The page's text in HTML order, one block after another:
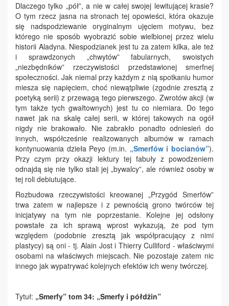
Dlaczego tylko „pół”, a nie w całej swojej lewitującej krasie?
O tym rzecz jasna na stronach tej opowieści, która okazuje
się nadspodziewanie oryginalnym ujęciem motywu, bez
którego nie sposób wyobrazić sobie wielbionej przez wielu
historii Aladyna. Niespodzianek jest tu za zatem kilka, ale też
i sprawdzonych „chwytów” fabularnych, swoistych
„niezbędników” rzeczywistości przedstawionej smerfnej
społeczności. Jak niemal przy każdym z nią spotkaniu humor
miesza się napięciem, choć niewątpliwie (zgodnie zresztą z
poetyką serii) z przewagą tego pierwszego. Zwrotów akcji (w
tym także tych gwałtownych) jest tu co niemiara. Do tego
nawet jak na skalę całej serii, w której takowych na ogół
nigdy nie brakowało. Nie zabrakło ponadto odniesień do
innych, współcześnie realizowanych albumów w ramach
kontynuowania dzieła Peyo (m.in. „Smerfów i bocianów”).
Przy czym przy okazji lektury tej fabuły z powodzeniem
odnajdą się nie tylko stali jej „bywalcy”, ale również osoby w
tej roli debiutujące.
Rozbudowa rzeczywistości kreowanej „Przygód Smerfów”
trwa zatem w najlepsze i z pewnością grono twórców tej
inicjatywy na tym nie poprzestanie. Kolejne jej odsłony
powstałe za ich sprawą wprost wykazują, że pod tym
względem (podobnie zresztą jak współpracujący z nimi
plastycy) są oni - tj. Alain Jost i Thierry Culliford - właściwymi
osobami na właściwych miejscach. Nie pozostaje zatem nic
innego jak wypatrywać kolejnych efektów ich weny twórczej.
Tytuł: „Smerfy” tom 34: „Smerfy i półdżin”